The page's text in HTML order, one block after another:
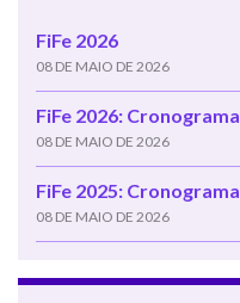
FiFe 2026
08 DE MAIO DE 2026
FiFe 2026: Cronograma
08 DE MAIO DE 2026
FiFe 2025: Cronograma
08 DE MAIO DE 2026